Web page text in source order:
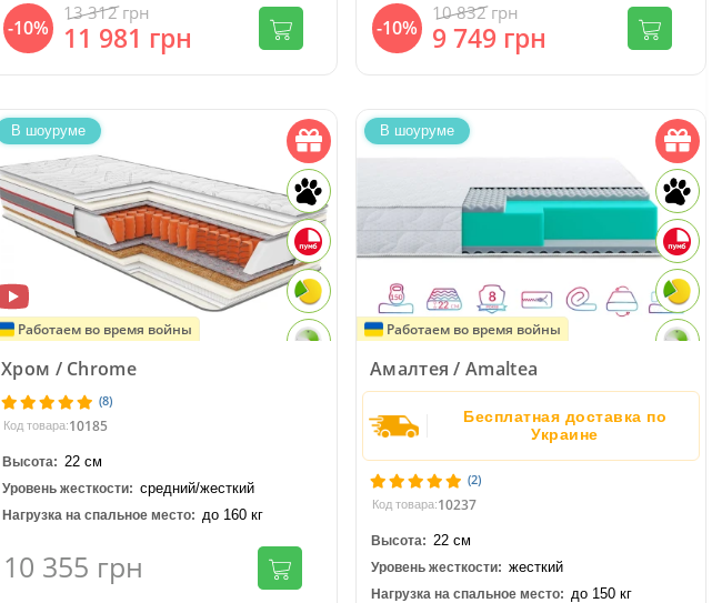
-10%
13 312 грн
11 981 грн -10%
10 832 грн
9 749 грн
В шоуруме
Работаем во время войны
Хром / Chrome
(8)
Код товара:10185
Высота: 22 см
Уровень жесткости: средний/жесткий
Нагрузка на спальное место: до 160 кг
10 355 грн
В шоуруме
Работаем во время войны
Амалтея / Amaltea
Бесплатная доставка по
Украине
(2)
Код товара:10237
Высота: 22 см
Уровень жесткости: жесткий
Нагрузка на спальное место: до 150 кг